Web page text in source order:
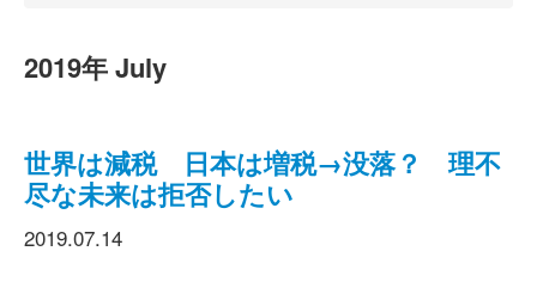
幸福の科学グループ
2019年 July
世界は減税 日本は増税→没落？ 理不
尽な未来は拒否したい
2019.07.14